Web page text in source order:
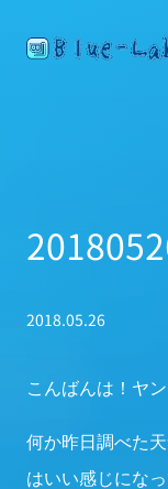
2018.05.26
こんばんは！ヤン
何か昨日調べた
はいい感じにな